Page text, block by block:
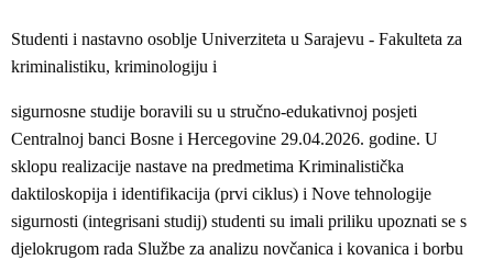
Studenti i nastavno osoblje Univerziteta u Sarajevu - Fakulteta za
kriminalistiku, kriminologiju i
sigurnosne studije boravili su u stručno-edukativnoj posjeti
Centralnoj banci Bosne i Hercegovine 29.04.2026. godine. U
sklopu realizacije nastave na predmetima Kriminalistička
daktiloskopija i identifikacija (prvi ciklus) i Nove tehnologije
sigurnosti (integrisani studij) studenti su imali priliku upoznati se s
djelokrugom rada Službe za analizu novčanica i kovanica i borbu